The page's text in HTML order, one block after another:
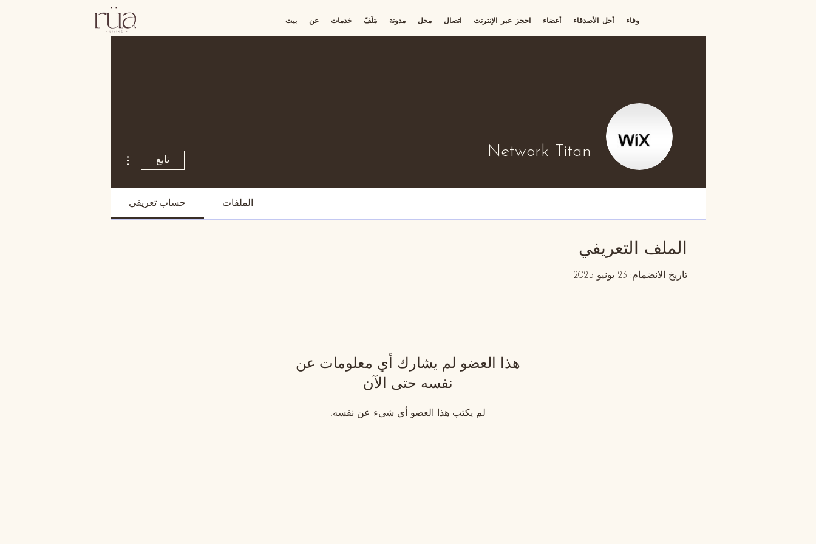
بيت عن خدمات مَلَفّ مدونة محل اتصال احجز عبر الإنترنت أعضاء أحل الأصدقاء وفاء
Network Titan تابع
حساب تعريفي الملفات
الملف التعريفي
تاريخ الانضمام: 23 يونيو 2025
هذا العضو لم يشارك أي معلومات عن
نفسه حتى الآن
لم يكتب هذا العضو أي شيء عن نفسه.